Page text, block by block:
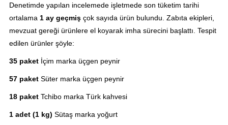
Denetimde yapılan incelemede işletmede son tüketim tarihi
ortalama 1 ay geçmişçok sayıda ürün bulundu. Zabıta ekipleri,
mevzuat gereği ürünlere el koyarak imha sürecini başlattı. Tespit
edilen ürünler şöyle:
35 paketİçim marka üçgen peynir
57 paketSüter marka üçgen peynir
18 paketTchibo marka Türk kahvesi
1 adet (1 kg) Sütaş marka yoğurt